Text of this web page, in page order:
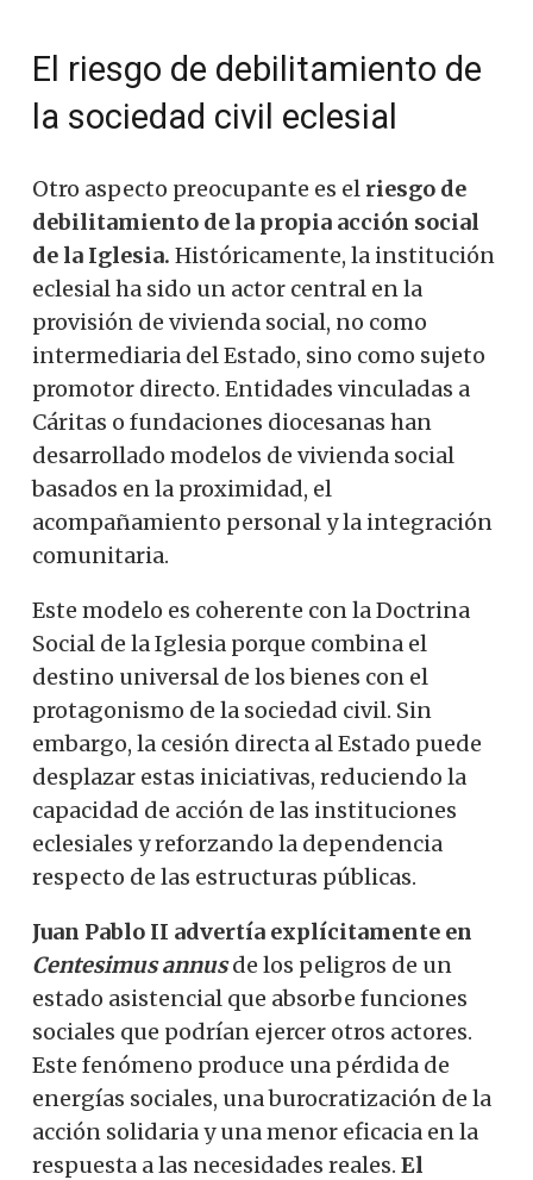
El riesgo de debilitamiento de
la sociedad civil eclesial
Otro aspecto preocupante es el riesgo de
debilitamiento de la propia acción social
de la Iglesia. Históricamente, la institución
eclesial ha sido un actor central en la
provisión de vivienda social, no como
intermediaria del Estado, sino como sujeto
promotor directo. Entidades vinculadas a
Cáritas o fundaciones diocesanas han
desarrollado modelos de vivienda social
basados ​​en la proximidad, el
acompañamiento personal y la integración
comunitaria.
Este modelo es coherente con la Doctrina
Social de la Iglesia porque combina el
destino universal de los bienes con el
protagonismo de la sociedad civil. Sin
embargo, la cesión directa al Estado puede
desplazar estas iniciativas, reduciendo la
capacidad de acción de las instituciones
eclesiales y reforzando la dependencia
respecto de las estructuras públicas.
Juan Pablo II advertía explícitamente en
Centesimus annusde los peligros de un
estado asistencial que absorbe funciones
sociales que podrían ejercer otros actores.
Este fenómeno produce una pérdida de
energías sociales, una burocratización de la
acción solidaria y una menor eficacia en la
respuesta a las necesidades reales. El